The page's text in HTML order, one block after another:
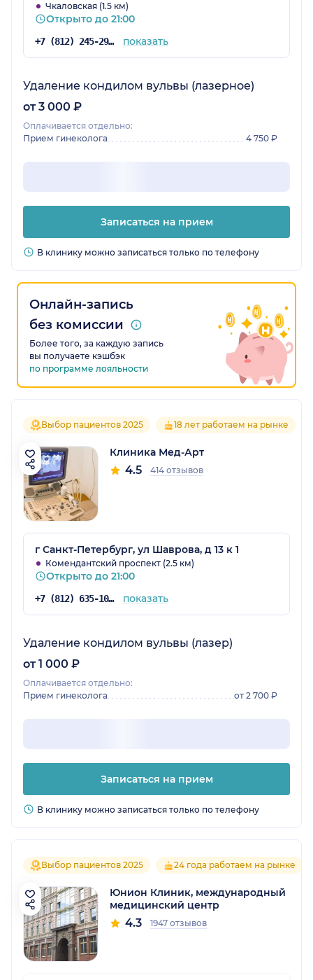
Чкаловская (1.5 км)
Открыто до 21:00
+7 (812) 245-29-05 показать
Удаление кондилом вульвы (лазерное)
от 3 000 ₽
Оплачивается отдельно:
Прием гинеколога
4 750 ₽
Записаться на прием
В клинику можно записаться только по телефону
Онлайн-запись
без комиссии
Более того, за каждую запись
вы получаете кэшбэк
по программе лояльности
Выбор пациентов 2025 18 лет работаем на рынке
Клиника Мед-Арт
4.5 414 отзывов
г Санкт-Петербург, ул Шаврова, д 13 к 1
Комендантский проспект (2.5 км)
Открыто до 21:00
+7 (812) 635-10-66 показать
Удаление кондилом вульвы (лазер)
от 1 000 ₽
Оплачивается отдельно:
Прием гинеколога
от 2 700 ₽
Записаться на прием
В клинику можно записаться только по телефону
Выбор пациентов 2025 24 года работаем на рынке
Юнион Клиник, международный
медицинский центр
4.3 1947 отзывов